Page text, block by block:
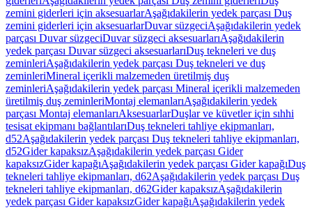
zemini giderleri için aksesuarlarAşağıdakilerin yedek parçası Duş
zemini giderleri için aksesuarlarDuvar süzgeciAşağıdakilerin yedek
parçası Duvar süzgeciDuvar süzgeci aksesuarlarıAşağıdakilerin
yedek parçası Duvar süzgeci aksesuarlarıDuş tekneleri ve duş
zeminleriAşağıdakilerin yedek parçası Duş tekneleri ve duş
zeminleriMineral içerikli malzemeden üretilmiş duş
zeminleriAşağıdakilerin yedek parçası Mineral içerikli malzemeden
üretilmiş duş zeminleriMontaj elemanlarıAşağıdakilerin yedek
parçası Montaj elemanlarıAksesuarlarDuşlar ve küvetler için sıhhi
tesisat ekipmanı bağlantılarıDuş tekneleri tahliye ekipmanları,
d52Aşağıdakilerin yedek parçası Duş tekneleri tahliye ekipmanları,
d52Gider kapaksızAşağıdakilerin yedek parçası Gider
kapaksızGider kapağıAşağıdakilerin yedek parçası Gider kapağıDuş
tekneleri tahliye ekipmanları, d62Aşağıdakilerin yedek parçası Duş
tekneleri tahliye ekipmanları, d62Gider kapaksızAşağıdakilerin
yedek parçası Gider kapaksızGider kapağıAşağıdakilerin yedek